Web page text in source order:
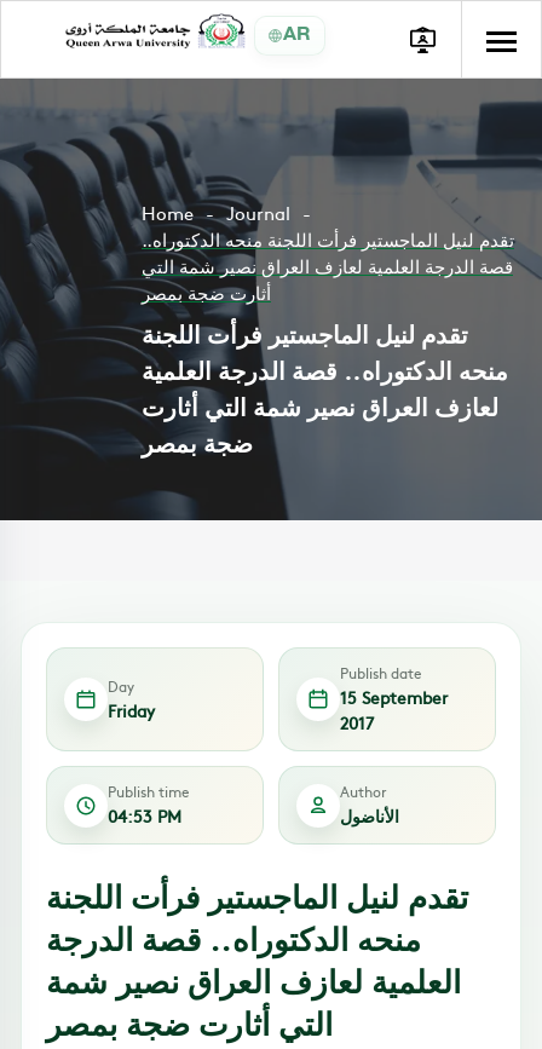
AR
Home
Journal
تقدم لنيل الماجستير فرأت اللجنة منحه الدكتوراه..
قصة الدرجة العلمية لعازف العراق نصير شمة التي
أثارت ضجة بمصر
تقدم لنيل الماجستير فرأت اللجنة
منحه الدكتوراه.. قصة الدرجة العلمية
لعازف العراق نصير شمة التي أثارت
ضجة بمصر
Day
Friday
Publish date
15 September
2017
Publish time
04:53 PM
Author
الأناضول
تقدم لنيل الماجستير فرأت اللجنة
منحه الدكتوراه.. قصة الدرجة
العلمية لعازف العراق نصير شمة
التي أثارت ضجة بمصر